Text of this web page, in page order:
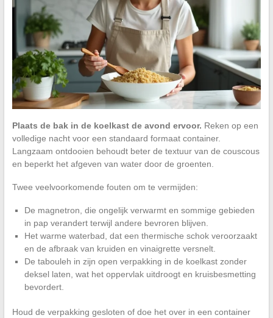
Plaats de bak in de koelkast de avond ervoor. Reken op een
volledige nacht voor een standaard formaat container.
Langzaam ontdooien behoudt beter de textuur van de couscous
en beperkt het afgeven van water door de groenten.
Twee veelvoorkomende fouten om te vermijden:
De magnetron, die ongelijk verwarmt en sommige gebieden
in pap verandert terwijl andere bevroren blijven.
Het warme waterbad, dat een thermische schok veroorzaakt
en de afbraak van kruiden en vinaigrette versnelt.
De tabouleh in zijn open verpakking in de koelkast zonder
deksel laten, wat het oppervlak uitdroogt en kruisbesmetting
bevordert.
Houd de verpakking gesloten of doe het over in een container